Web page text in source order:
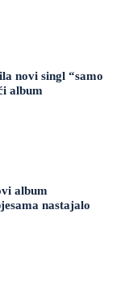
novi singl “samo
album
album
nastajalo